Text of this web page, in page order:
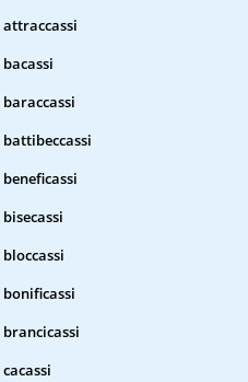
attraccassi
bacassi
baraccassi
battibeccassi
beneficassi
bisecassi
bloccassi
bonificassi
brancicassi
cacassi